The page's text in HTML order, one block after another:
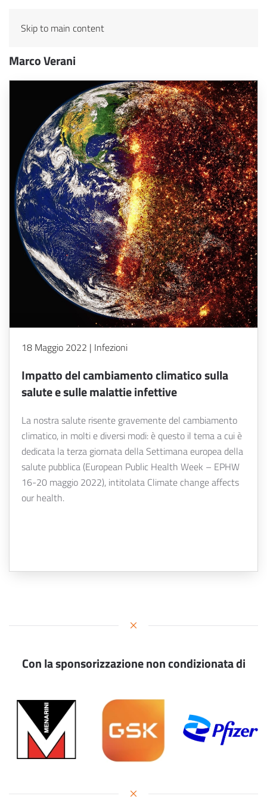
Skip to main content
Marco Verani
18 Maggio 2022 | Infezioni
Impatto del cambiamento climatico sulla
salute e sulle malattie infettive
La nostra salute risente gravemente del cambiamento
climatico, in molti e diversi modi: è questo il tema a cui è
dedicata la terza giornata della Settimana europea della
salute pubblica (European Public Health Week – EPHW
16-20 maggio 2022), intitolata Climate change affects
our health.
Con la sponsorizzazione non condizionata di